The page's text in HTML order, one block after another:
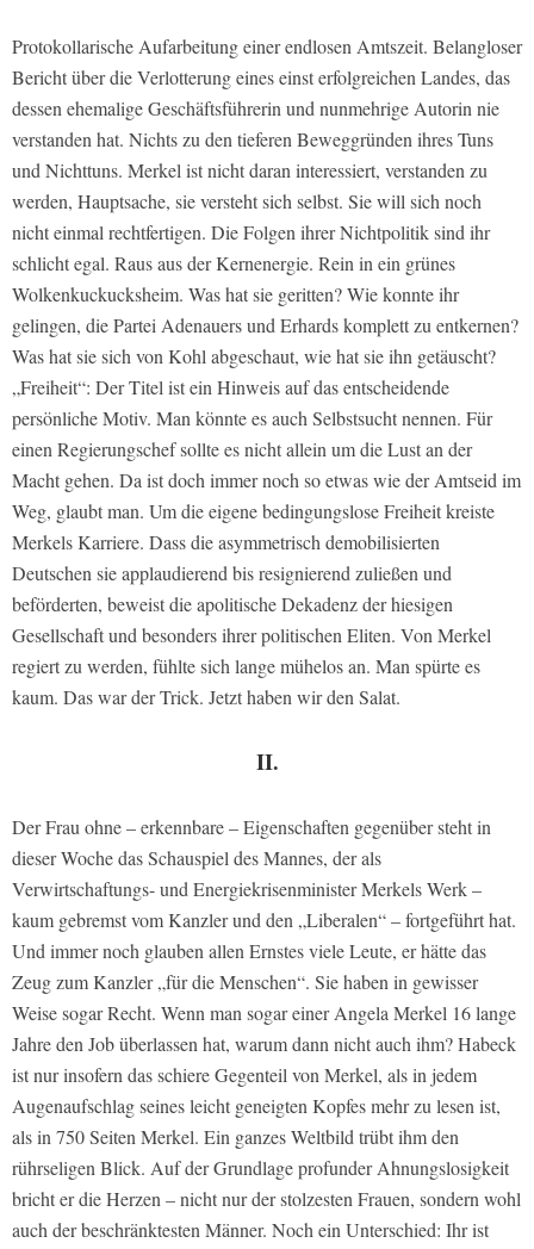
Protokollarische Aufarbeitung einer endlosen Amtszeit. Belangloser
Bericht über die Verlotterung eines einst erfolgreichen Landes, das
dessen ehemalige Geschäftsführerin und nunmehrige Autorin nie
verstanden hat. Nichts zu den tieferen Beweggründen ihres Tuns
und Nichttuns. Merkel ist nicht daran interessiert, verstanden zu
werden, Hauptsache, sie versteht sich selbst. Sie will sich noch
nicht einmal rechtfertigen. Die Folgen ihrer Nichtpolitik sind ihr
schlicht egal. Raus aus der Kernenergie. Rein in ein grünes
Wolkenkuckucksheim. Was hat sie geritten? Wie konnte ihr
gelingen, die Partei Adenauers und Erhards komplett zu entkernen?
Was hat sie sich von Kohl abgeschaut, wie hat sie ihn getäuscht?
„Freiheit“: Der Titel ist ein Hinweis auf das entscheidende
persönliche Motiv. Man könnte es auch Selbstsucht nennen. Für
einen Regierungschef sollte es nicht allein um die Lust an der
Macht gehen. Da ist doch immer noch so etwas wie der Amtseid im
Weg, glaubt man. Um die eigene bedingungslose Freiheit kreiste
Merkels Karriere. Dass die asymmetrisch demobilisierten
Deutschen sie applaudierend bis resignierend zuließen und
beförderten, beweist die apolitische Dekadenz der hiesigen
Gesellschaft und besonders ihrer politischen Eliten. Von Merkel
regiert zu werden, fühlte sich lange mühelos an. Man spürte es
kaum. Das war der Trick. Jetzt haben wir den Salat.
II.
Der Frau ohne – erkennbare – Eigenschaften gegenüber steht in
dieser Woche das Schauspiel des Mannes, der als
Verwirtschaftungs- und Energiekrisenminister Merkels Werk –
kaum gebremst vom Kanzler und den „Liberalen“ – fortgeführt hat.
Und immer noch glauben allen Ernstes viele Leute, er hätte das
Zeug zum Kanzler „für die Menschen“. Sie haben in gewisser
Weise sogar Recht. Wenn man sogar einer Angela Merkel 16 lange
Jahre den Job überlassen hat, warum dann nicht auch ihm? Habeck
ist nur insofern das schiere Gegenteil von Merkel, als in jedem
Augenaufschlag seines leicht geneigten Kopfes mehr zu lesen ist,
als in 750 Seiten Merkel. Ein ganzes Weltbild trübt ihm den
rührseligen Blick. Auf der Grundlage profunder Ahnungslosigkeit
bricht er die Herzen – nicht nur der stolzesten Frauen, sondern wohl
auch der beschränktesten Männer. Noch ein Unterschied: Ihr ist